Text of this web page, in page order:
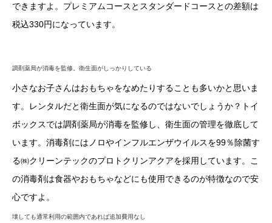
できますよ。プレミアムコースとスタンダードコースとの差額は
税込330円になっています。
調剤薬局が消毒を監修。衛生面がしっかりしている
小さなお子さんはおもちゃをなめたりすることも多いかと思いま
す。レンタルだと衛生面が気になるのではないでしょうか？トイ
ボックスでは調剤薬局が消毒を監修し、衛生面の管理を徹底して
います。消毒剤にはノロやインフルエンザウイルスを99％除菌す
る㈱クリーンテックのプロトクリンアクアを採用しています。こ
の消毒剤は食器やおもちゃなどにも使用できるのが特徴なので安
心ですよ。
壊しても通常利用の範囲内であれば追加費用なし